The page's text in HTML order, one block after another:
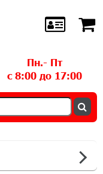
Пн.- Пт
с 8:00 до 17:00